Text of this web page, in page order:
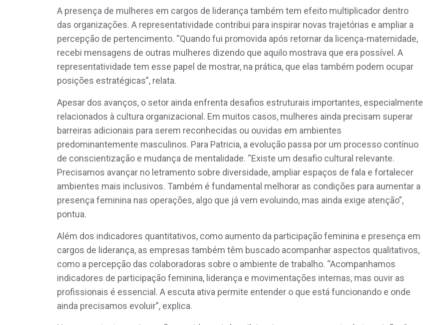
A presença de mulheres em cargos de liderança também tem efeito multiplicador dentro
das organizações. A representatividade contribui para inspirar novas trajetórias e ampliar a
percepção de pertencimento. “Quando fui promovida após retornar da licença-maternidade,
recebi mensagens de outras mulheres dizendo que aquilo mostrava que era possível. A
representatividade tem esse papel de mostrar, na prática, que elas também podem ocupar
posições estratégicas”, relata.
Apesar dos avanços, o setor ainda enfrenta desafios estruturais importantes, especialmente
relacionados à cultura organizacional. Em muitos casos, mulheres ainda precisam superar
barreiras adicionais para serem reconhecidas ou ouvidas em ambientes
predominantemente masculinos. Para Patricia, a evolução passa por um processo contínuo
de conscientização e mudança de mentalidade. “Existe um desafio cultural relevante.
Precisamos avançar no letramento sobre diversidade, ampliar espaços de fala e fortalecer
ambientes mais inclusivos. Também é fundamental melhorar as condições para aumentar a
presença feminina nas operações, algo que já vem evoluindo, mas ainda exige atenção”,
pontua.
Além dos indicadores quantitativos, como aumento da participação feminina e presença em
cargos de liderança, as empresas também têm buscado acompanhar aspectos qualitativos,
como a percepção das colaboradoras sobre o ambiente de trabalho. “Acompanhamos
indicadores de participação feminina, liderança e movimentações internas, mas ouvir as
profissionais é essencial. A escuta ativa permite entender o que está funcionando e onde
ainda precisamos evoluir”, explica.